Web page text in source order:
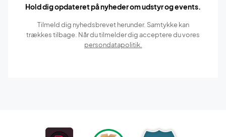
Hold dig opdateret på nyheder om udstyr og events.
Tilmeld dig nyhedsbrevet herunder. Samtykke kan
trækkes tilbage. Når du tilmelder dig acceptere du vores
persondatapolitik.